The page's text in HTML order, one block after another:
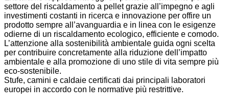
settore del riscaldamento a pellet grazie all’impegno e agli
investimenti costanti in ricerca e innovazione per offire un
prodotto sempre all’avanguardia e in linea con le esigenze
odierne di un riscaldamento ecologico, efficiente e comodo.
L’attenzione alla sostenibilità ambientale guida ogni scelta
per contribuire concretamente alla riduzione dell’impatto
ambientale e alla promozione di uno stile di vita sempre più
eco-sostenibile.
Stufe, camini e caldaie certificati dai principali laboratori
europei in accordo con le normative più restrittive.